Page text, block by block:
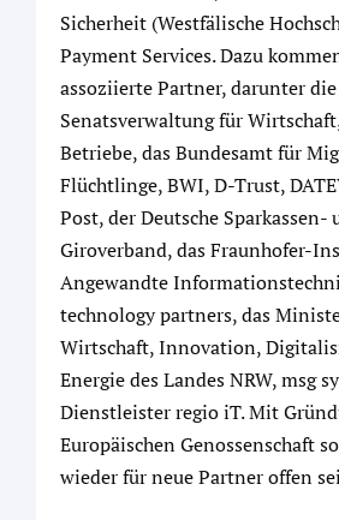
Sicherheit (Westfälische
Payment Services. Dazu
assoziierte Partner, darunter
Senatsverwaltung für
Betriebe, das Bundesamt für
Flüchtlinge, BWI, D-Trust,
Post, der Deutsche Sparkassen-
Giroverband, das Fraunhofer-
Angewandte
technology partners, das
Wirtschaft, Innovation,
Energie des Landes NRW, msg
Dienstleister regio iT. Mit
Europäischen Genossenschaft
wieder für neue Partner offen